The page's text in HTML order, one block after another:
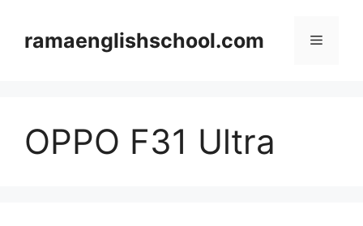
contentramaenglishschool.com Menu
OPPO F31 Ultra